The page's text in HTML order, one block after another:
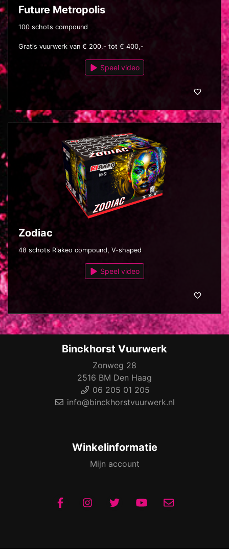
Future Metropolis
100 schots compound
Gratis vuurwerk van € 200,- tot € 400,-
Speel video
Zodiac
48 schots Riakeo compound, V-shaped
Speel video
Binckhorst Vuurwerk
Zonweg 28
2516 BM Den Haag
06 205 01 205
info@binckhorstvuurwerk.nl
Winkelinformatie
Mijn account